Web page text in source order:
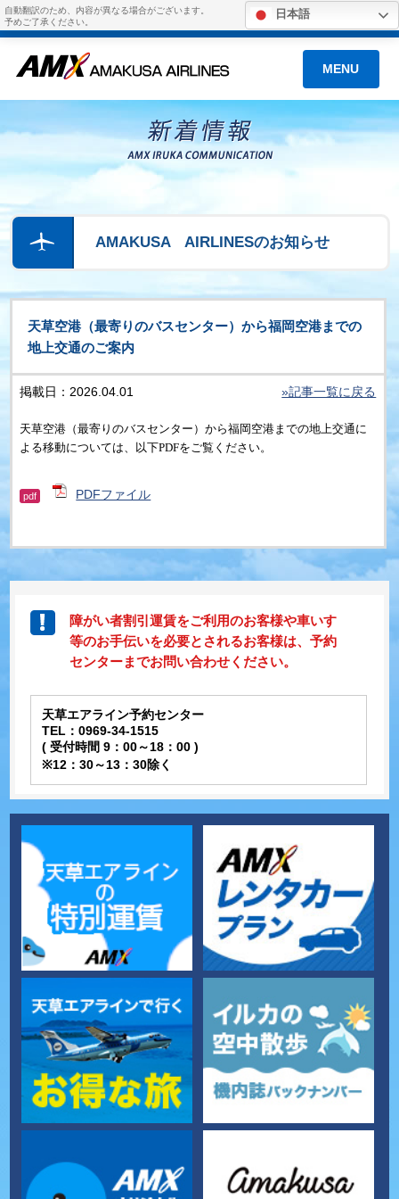
自動翻訳のため、内容が異なる場合がございます。
予めご了承ください。
日本語
MENU
AMAKUSA AIRLINESのお知らせ
天草空港（最寄りのバスセンター）から福岡空港までの
地上交通のご案内
掲載日：2026.04.01 »記事一覧に戻る
天草空港（最寄りのバスセンター）から福岡空港までの地上交通に
よる移動については、以下PDFをご覧ください。
pdf PDFファイル
障がい者割引運賃をご利用のお客様や車いす
等のお手伝いを必要とされるお客様は、予約
センターまでお問い合わせください。
天草エアライン予約センター
TEL：0969-34-1515
( 受付時間 9：00～18：00 )
※12：30～13：30除く